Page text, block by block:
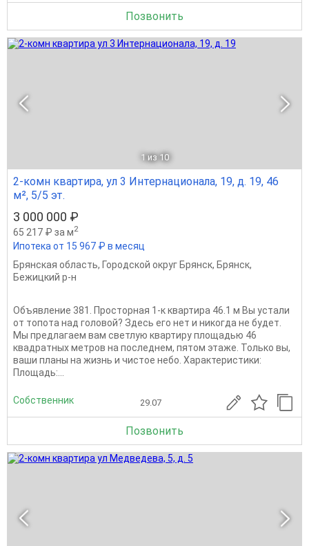
Позвонить
1 из 10
2-комн квартира, ул 3 Интернационала, 19, д. 19, 46
м², 5/5 эт.
3 000 000 ₽
65 217 ₽ за м2
Ипотека от 15 967 ₽ в месяц
Брянская область, Городской округ Брянск, Брянск,
Бежицкий р-н
Объявление 381. Просторная 1-к квартира 46.1 м Вы устали
от топота над головой? Здесь его нет и никогда не будет.
Мы предлагаем вам светлую квартиру площадью 46
квадратных метров на последнем, пятом этаже. Только вы,
ваши планы на жизнь и чистое небо. Характеристики:
Площадь:...
Собственник 29.07
Позвонить